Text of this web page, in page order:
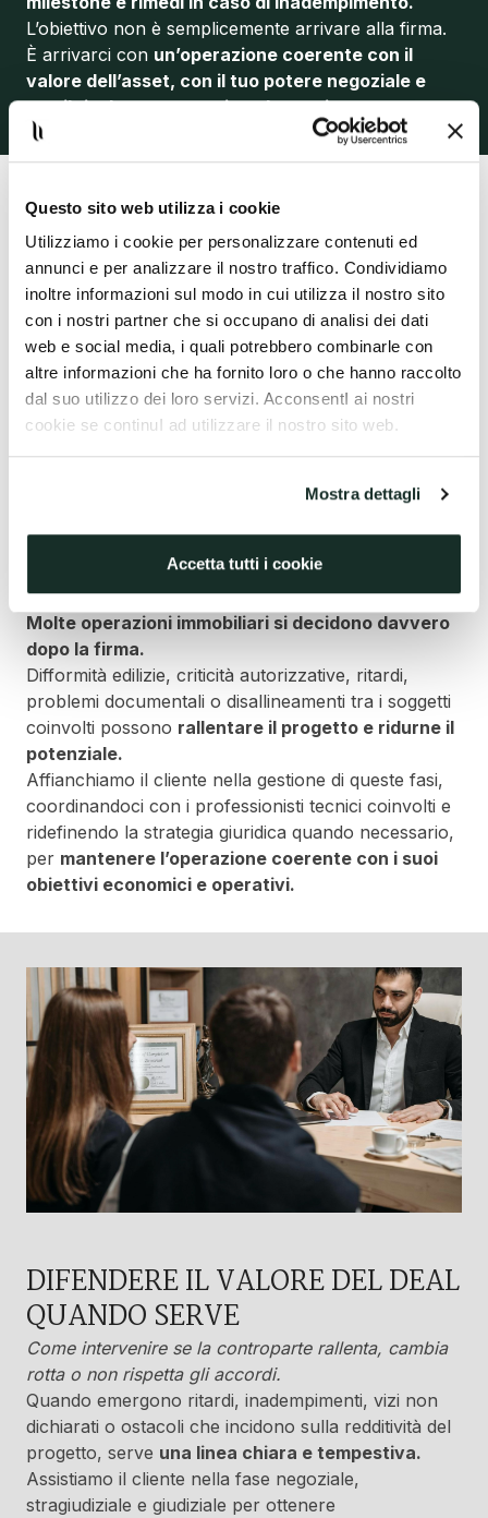
Questo sito web utilizza i cookie
Utilizziamo i cookie per personalizzare contenuti ed
annunci e per analizzare il nostro traffico. Condividiamo
inoltre informazioni sul modo in cui utilizza il nostro sito
con i nostri partner che si occupano di analisi dei dati
web e social media, i quali potrebbero combinarle con
altre informazioni che ha fornito loro o che hanno raccolto
dal suo utilizzo dei loro servizi. AcconsentI ai nostri
cookie se continuI ad utilizzare il nostro sito web.
Mostra dettagli
Accetta tutti i cookie
L’obiettivo non è semplicemente arrivare alla firma.
È arrivarci con un’operazione coerente con il
valore dell’asset, con il tuo potere negoziale e
con il risultato economico che vuoi ottenere.
TENERE IL PROGETTO IN
TRAIETTORIA
Come gestire i nodi urbanistici, edilizi, autorizzativi
o esecutivi senza perdere slancio.
Molte operazioni immobiliari si decidono davvero
dopo la firma.
Difformità edilizie, criticità autorizzative, ritardi,
problemi documentali o disallineamenti tra i soggetti
coinvolti possono rallentare il progetto e ridurne il
potenziale.
Affianchiamo il cliente nella gestione di queste fasi,
coordinandoci con i professionisti tecnici coinvolti e
ridefinendo la strategia giuridica quando necessario,
per mantenere l’operazione coerente con i suoi
obiettivi economici e operativi.
DIFENDERE IL VALORE DEL DEAL
QUANDO SERVE
Come intervenire se la controparte rallenta, cambia
rotta o non rispetta gli accordi.
Quando emergono ritardi, inadempimenti, vizi non
dichiarati o ostacoli che incidono sulla redditività del
progetto, serve una linea chiara e tempestiva.
Assistiamo il cliente nella fase negoziale,
stragiudiziale e giudiziale per ottenere